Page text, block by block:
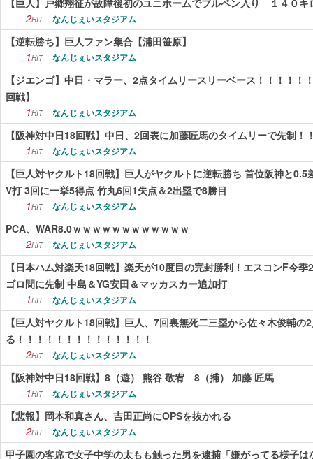
【巨人】戸郷翔征が故障後初のユニホームでブルペン入り １４０
2HIT なんじぇいスタジアム
【逆転勝ち】巨人ファン集合【浦田笹原】
1HIT なんじぇいスタジアム
【ジエンゴ】中日・マラー、2点タイムリースリーベース！！！！
回戦】
1HIT なんじぇいスタジアム
【阪神対中日18回戦】中日、2回表に加藤匠馬のタイムリーで先制！
1HIT なんじぇいスタジアム
【巨人対ヤクルト18回戦】巨人がヤクルトに逆転勝ち 首位阪神と
V打 3回に一挙5得点 竹丸6回1失点＆2出塁で8勝目
1HIT なんじぇいスタジアム
PCA、WAR8.0ｗｗｗｗｗｗｗｗｗｗｗｗ
2HIT なんじぇいスタジアム
【日本ハム対楽天18回戦】楽天が10度目の完封勝利！エスコンF今
ゴロ間に先制 中島＆YG安田＆マッカスカー追加打
1HIT なんじぇいスタジアム
【巨人対ヤクルト18回戦】巨人、7回裏無死二三塁から佐々木俊輔
る！！！！！！！！！！！！！！
2HIT なんじぇいスタジアム
【阪神対中日18回戦】8（遊） 熊谷 敬宥 8（捕） 加藤 匠馬
1HIT なんじぇいスタジアム
【悲報】岡本和真さん、吉田正尚にOPSを抜かれる
2HIT なんじぇいスタジアム
甲子園の客席で女子中学の太もも触った男を逮捕「嫌がってる様子